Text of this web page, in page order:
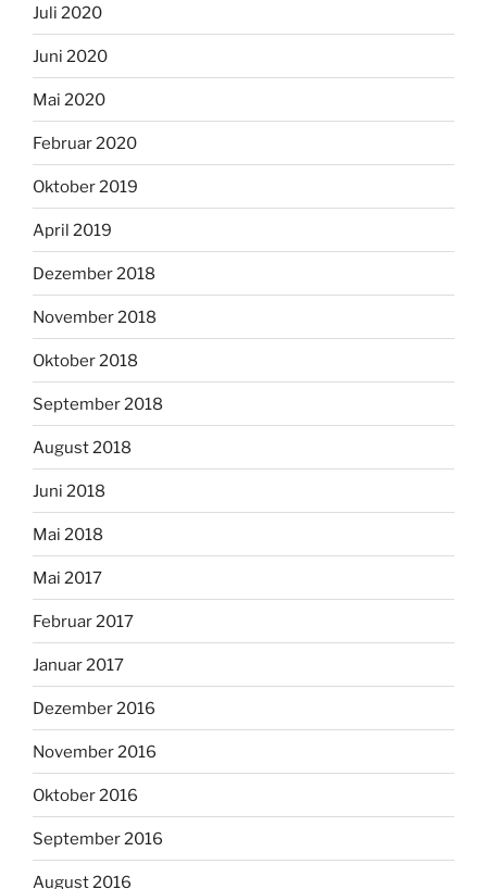
Juli 2020
Juni 2020
Mai 2020
Februar 2020
Oktober 2019
April 2019
Dezember 2018
November 2018
Oktober 2018
September 2018
August 2018
Juni 2018
Mai 2018
Mai 2017
Februar 2017
Januar 2017
Dezember 2016
November 2016
Oktober 2016
September 2016
August 2016